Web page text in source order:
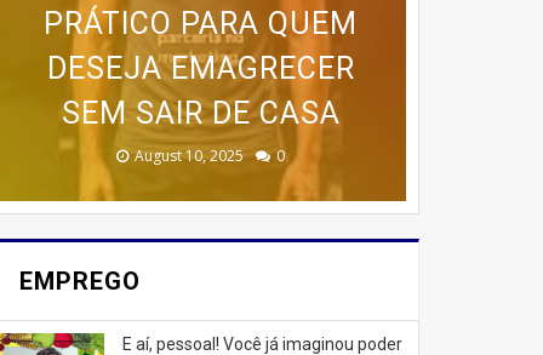
🚨 ÚLTIMAS VAGAS EM
IPIRÁ! 🚨
February 23, 2026 0
PRÁTICO PARA QUEM
DESEJA EMAGRECER
SEM SAIR DE CASA
August 10, 2025 0
RENDA COM O CURSO DA
CASA DOS BOLOS
CASEIROS!
June 13, 2025 0
PROGRAMA AVANÇADO
DE TREINAMENTO DA
MEMÓRIA
July 07, 2023 0
ESTRATÉGIAS
AVANÇADAS DE
MARKETING 6.0.
June 07, 2023 0
EMPREGO
E aí, pessoal! Você já imaginou poder